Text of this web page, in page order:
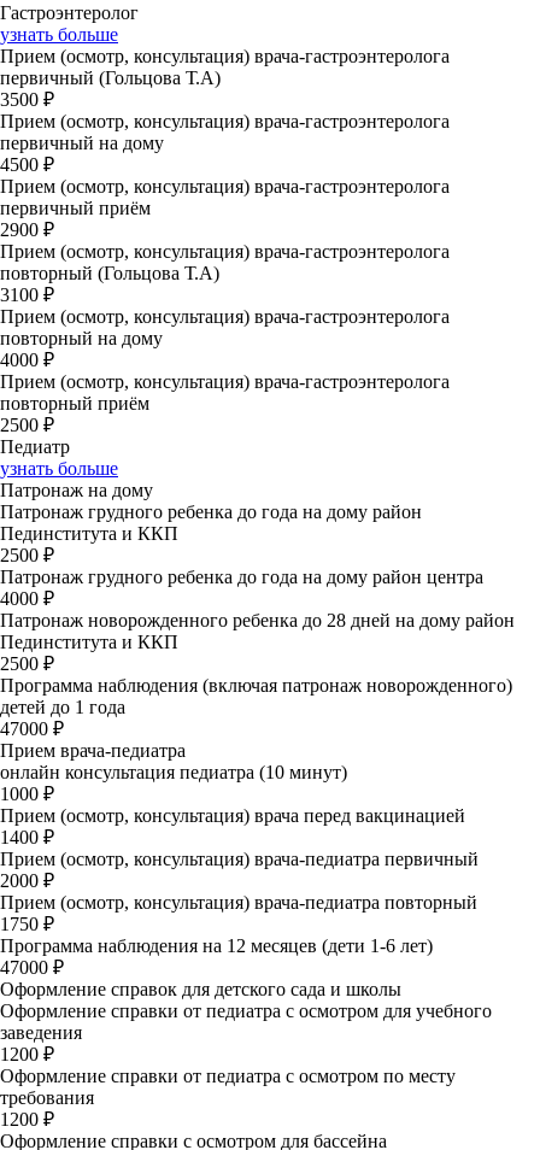
Гастроэнтеролог
узнать больше
Прием (осмотр, консультация) врача-гастроэнтеролога
первичный (Гольцова Т.А)
3500 ₽
Прием (осмотр, консультация) врача-гастроэнтеролога
первичный на дому
4500 ₽
Прием (осмотр, консультация) врача-гастроэнтеролога
первичный приём
2900 ₽
Прием (осмотр, консультация) врача-гастроэнтеролога
повторный (Гольцова Т.А)
3100 ₽
Прием (осмотр, консультация) врача-гастроэнтеролога
повторный на дому
4000 ₽
Прием (осмотр, консультация) врача-гастроэнтеролога
повторный приём
2500 ₽
Педиатр
узнать больше
Патронаж на дому
Патронаж грудного ребенка до года на дому район
Пединститута и ККП
2500 ₽
Патронаж грудного ребенка до года на дому район центра
4000 ₽
Патронаж новорожденного ребенка до 28 дней на дому район
Пединститута и ККП
2500 ₽
Программа наблюдения (включая патронаж новорожденного)
детей до 1 года
47000 ₽
Прием врача-педиатра
онлайн консультация педиатра (10 минут)
1000 ₽
Прием (осмотр, консультация) врача перед вакцинацией
1400 ₽
Прием (осмотр, консультация) врача-педиатра первичный
2000 ₽
Прием (осмотр, консультация) врача-педиатра повторный
1750 ₽
Программа наблюдения на 12 месяцев (дети 1-6 лет)
47000 ₽
Оформление справок для детского сада и школы
Оформление справки от педиатра с осмотром для учебного
заведения
1200 ₽
Оформление справки от педиатра с осмотром по месту
требования
1200 ₽
Оформление справки с осмотром для бассейна